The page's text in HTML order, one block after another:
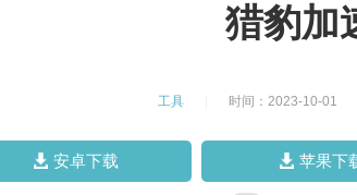
猎豹加
工具 时间：2023-10-01
安卓下载 苹果下